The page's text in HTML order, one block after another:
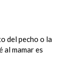
del pecho o la
al mamar es